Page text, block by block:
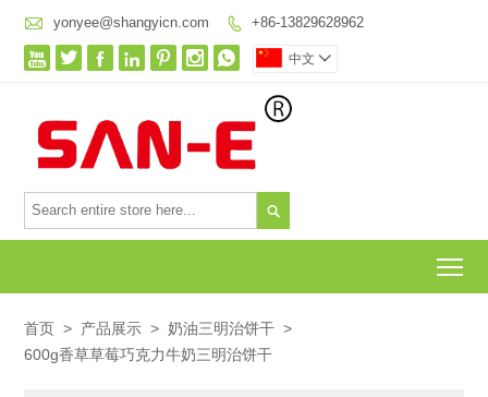
 yonyee@shangyicn.com  +86-13829628962
       中文 

首页 > 产品展示 > 奶油三明治饼干 >
600g香草草莓巧克力牛奶三明治饼干